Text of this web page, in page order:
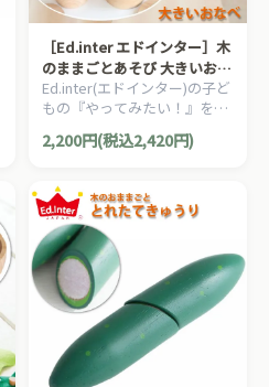
［Ed.inter エドインター］木
のままごとあそび 大きいおな
べ 直径約14cm
Ed.inter(エドインター)の子ど
もの『やってみたい！』を叶
えてくれるエドインターの木
のままごとあそびシリーズ！
ごジュース』です。
2,200円(税込2,420円)